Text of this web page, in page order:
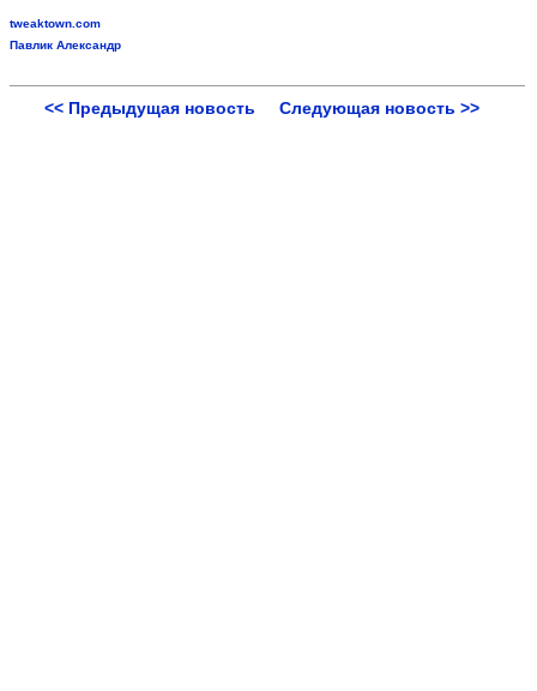
tweaktown.com
Павлик Александр
<< Предыдущая новость Следующая новость >>